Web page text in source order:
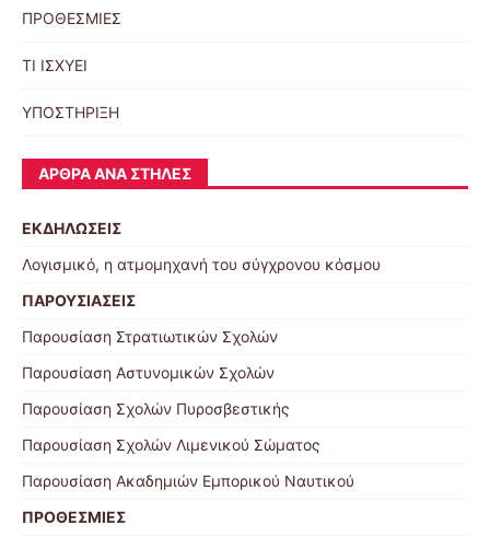
ΠΡΟΘΕΣΜΙΕΣ
ΤΙ ΙΣΧΥΕΙ
ΥΠΟΣΤΗΡΙΞΗ
ΆΡΘΡΑ ΑΝΆ ΣΤΉΛΕΣ
ΕΚΔΗΛΩΣΕΙΣ
Λογισμικό, η ατμομηχανή του σύγχρονου κόσμου
ΠΑΡΟΥΣΙΑΣΕΙΣ
Παρουσίαση Στρατιωτικών Σχολών
Παρουσίαση Αστυνομικών Σχολών
Παρουσίαση Σχολών Πυροσβεστικής
Παρουσίαση Σχολών Λιμενικού Σώματος
Παρουσίαση Ακαδημιών Εμπορικού Ναυτικού
ΠΡΟΘΕΣΜΙΕΣ